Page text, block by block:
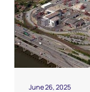
June 26, 2025